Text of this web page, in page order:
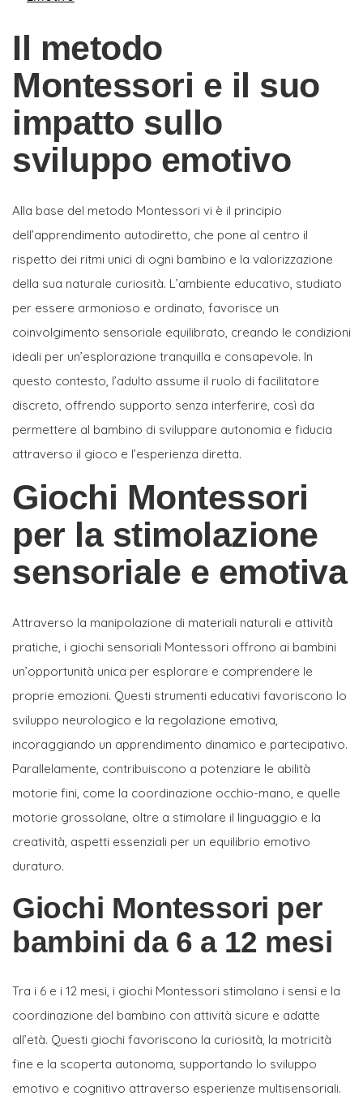
Il metodo
Montessori e il suo
impatto sullo
sviluppo emotivo
Alla base del metodo Montessori vi è il principio
dell’apprendimento autodiretto, che pone al centro il
rispetto dei ritmi unici di ogni bambino e la valorizzazione
della sua naturale curiosità. L’ambiente educativo, studiato
per essere armonioso e ordinato, favorisce un
coinvolgimento sensoriale equilibrato, creando le condizioni
ideali per un’esplorazione tranquilla e consapevole. In
questo contesto, l’adulto assume il ruolo di facilitatore
discreto, offrendo supporto senza interferire, così da
permettere al bambino di sviluppare autonomia e fiducia
attraverso il gioco e l’esperienza diretta.
Giochi Montessori
per la stimolazione
sensoriale e emotiva
Attraverso la manipolazione di materiali naturali e attività
pratiche, i giochi sensoriali Montessori offrono ai bambini
un’opportunità unica per esplorare e comprendere le
proprie emozioni. Questi strumenti educativi favoriscono lo
sviluppo neurologico e la regolazione emotiva,
incoraggiando un apprendimento dinamico e partecipativo.
Parallelamente, contribuiscono a potenziare le abilità
motorie fini, come la coordinazione occhio-mano, e quelle
motorie grossolane, oltre a stimolare il linguaggio e la
creatività, aspetti essenziali per un equilibrio emotivo
duraturo.
Giochi Montessori per
bambini da 6 a 12 mesi
Tra i 6 e i 12 mesi, i giochi Montessori stimolano i sensi e la
coordinazione del bambino con attività sicure e adatte
all’età. Questi giochi favoriscono la curiosità, la motricità
fine e la scoperta autonoma, supportando lo sviluppo
emotivo e cognitivo attraverso esperienze multisensoriali.